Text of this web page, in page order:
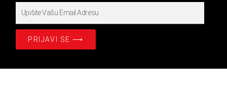
Email
PRIJAVI SE ⟶